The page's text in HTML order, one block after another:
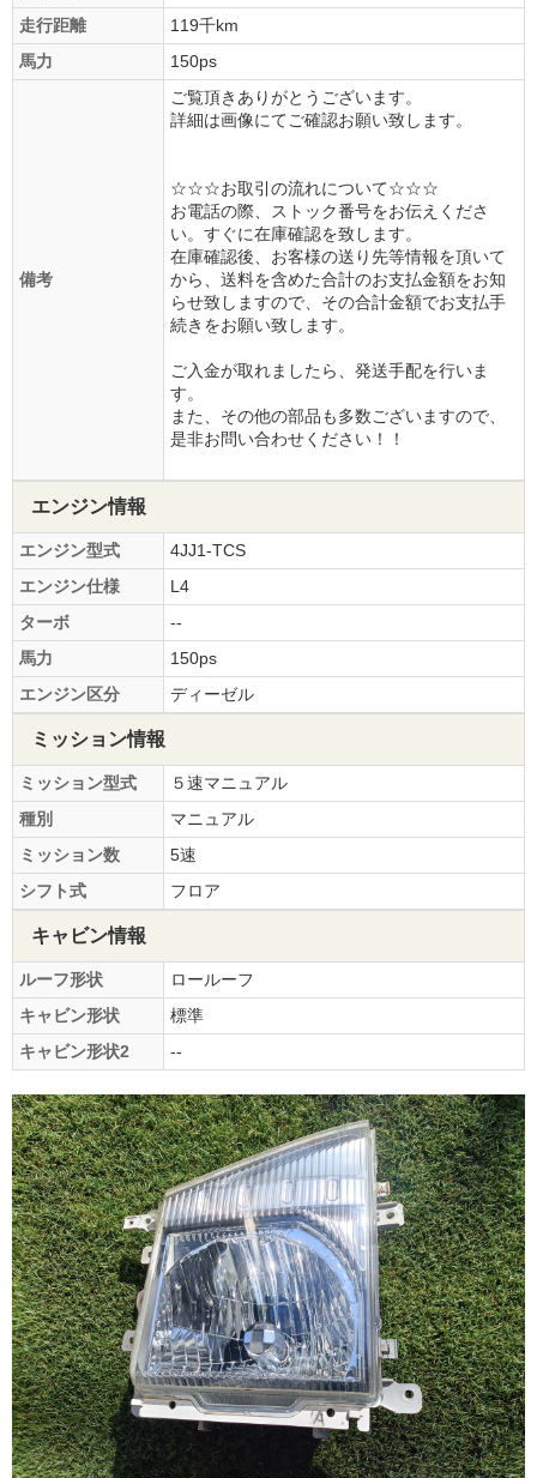
走行距離
119千km
馬力
150ps
備考
ご覧頂きありがとうございます。
詳細は画像にてご確認お願い致します。
☆☆☆お取引の流れについて☆☆☆
お電話の際、ストック番号をお伝えくださ
い。すぐに在庫確認を致します。
在庫確認後、お客様の送り先等情報を頂いて
から、送料を含めた合計のお支払金額をお知
らせ致しますので、その合計金額でお支払手
続きをお願い致します。
ご入金が取れましたら、発送手配を行いま
す。
また、その他の部品も多数ございますので、
是非お問い合わせください！！
エンジン情報
エンジン型式
4JJ1-TCS
エンジン仕様
L4
ターボ
--
馬力
150ps
エンジン区分
ディーゼル
ミッション情報
ミッション型式
５速マニュアル
種別
マニュアル
ミッション数
5速
シフト式
フロア
キャビン情報
ルーフ形状
ロールーフ
キャビン形状
標準
キャビン形状2
--